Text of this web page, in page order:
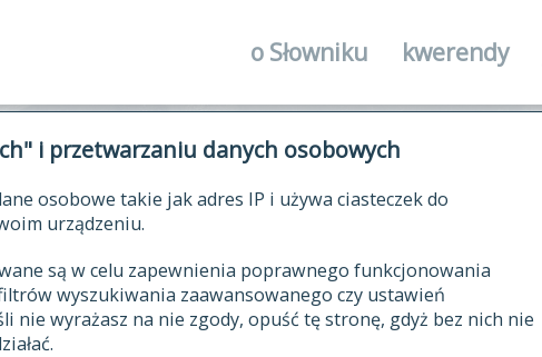
i przetwarzaniu danych osobowych
osobowe takie jak adres IP i używa ciasteczek do
urządzeniu.
są w celu zapewnienia poprawnego funkcjonowania
wyszukiwania zaawansowanego czy ustawień
nie wyrażasz na nie zgody, opuść tę stronę, gdyż bez nich nie
o Słowniku
historia
publikacje
autorzy tekstów źródłowych
zasady opracowania
kwerendy
JĘZYKA POLSKIEGO XVII I